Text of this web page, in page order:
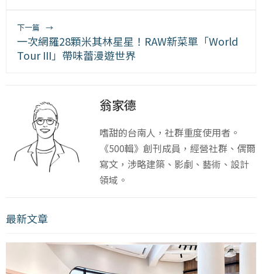
下一篇 →
一次網羅28顆米其林星星！RAW新菜單「World
Tour III」帶味蕾漫遊世界
翁家德
嗜甜的台南人，社群重度使用者。
《500輯》創刊成員，經營社群、偶爾
寫文，涉略建築、影劇、藝術、設計
領域。
最新文章